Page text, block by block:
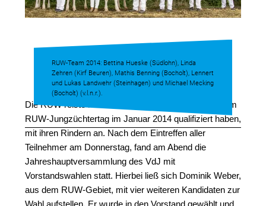
RUW-Team 2014: Bettina Hueske (Südlohn), Linda
Zehren (Kirf Beuren), Mathis Benning (Bocholt), Lennert
und Lukas Landwehr (Steinhagen) und Michael Mecking
(Bocholt) (v.l.n.r.).
Die RUW reiste mit sechs Jungzüchtern, die sich beim
RUW-Jungzüchtertag im Januar 2014 qualifiziert haben,
mit ihren Rindern an. Nach dem Eintreffen aller
Teilnehmer am Donnerstag, fand am Abend die
Jahreshauptversammlung des VdJ mit
Vorstandswahlen statt. Hierbei ließ sich Dominik Weber,
aus dem RUW-Gebiet, mit vier weiteren Kandidaten zur